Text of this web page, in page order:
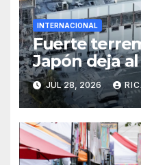
INTERNACIONAL
Fuerte
Japón deja
heridos
JUL 28, 2026